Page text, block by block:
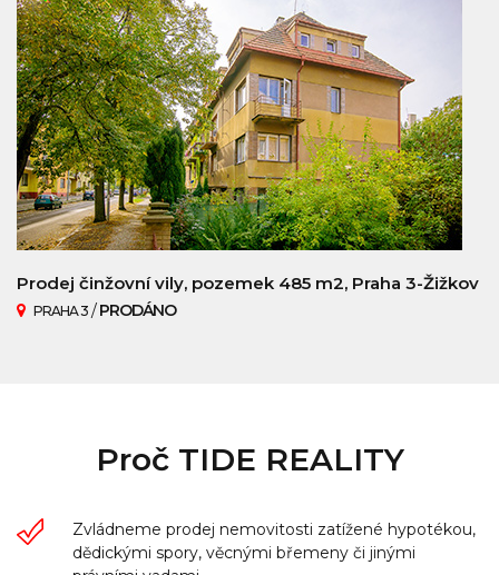
Prodej činžovní vily, pozemek 485 m2, Praha 3-Žižkov
PRAHA 3 /PRODÁNO
Proč TIDE REALITY
Zvládneme prodej nemovitosti zatížené hypotékou,
dědickými spory, věcnými břemeny či jinými